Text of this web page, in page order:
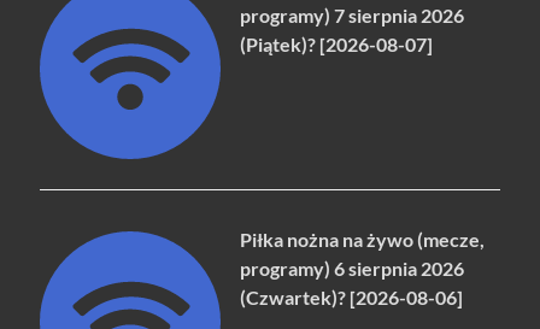
programy) 7 sierpnia 2026
(Piątek)? [2026-08-07]
Piłka nożna na żywo (mecze,
programy) 6 sierpnia 2026
(Czwartek)? [2026-08-06]